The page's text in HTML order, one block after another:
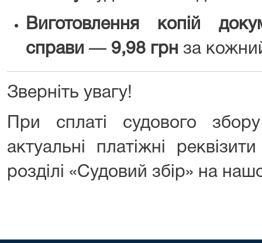
Виготовлення копій
справи — 9,98 грн за
Зверніть увагу!
При сплаті судового
актуальні платіжні
розділі «Судовий збір» на